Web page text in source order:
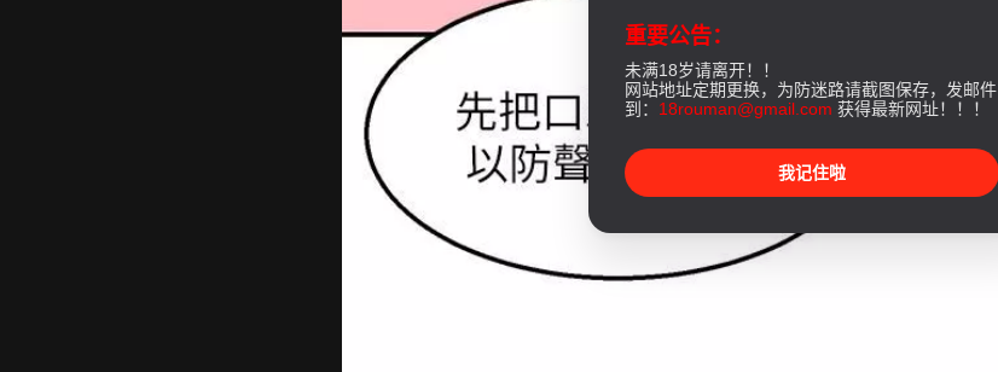
重要公告：
未满18岁请离开！！
网站地址定期更换，为防迷路请截图保存，发邮件
到： 18rouman@gmail.com 获得最新网址！！！
我记住啦